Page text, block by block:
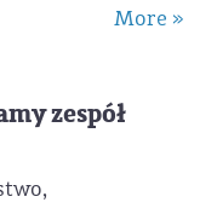
More »
zespół